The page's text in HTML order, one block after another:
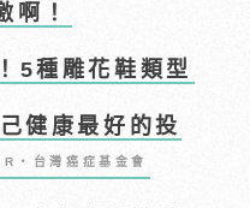
啊！
5種雕花鞋類型
健康最好的投
・台灣癌症基金會